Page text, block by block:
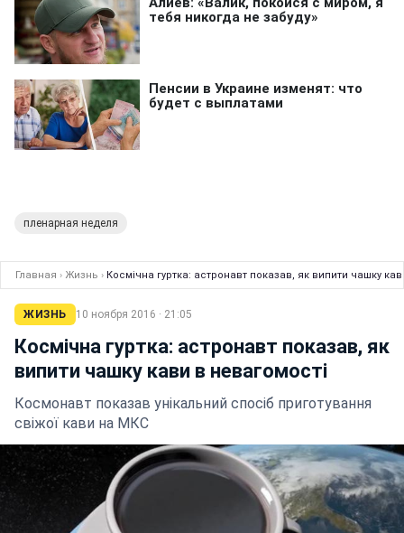
пленарная неделя
Главная › Жизнь › Космічна гуртка: астронавт показав, як випити чашку
ЖИЗНЬ 10 ноября 2016 · 21:05
Космічна гуртка: астронавт показав, як
випити чашку кави в невагомості
Космонавт показав унікальний спосіб приготування
свіжої кави на МКС